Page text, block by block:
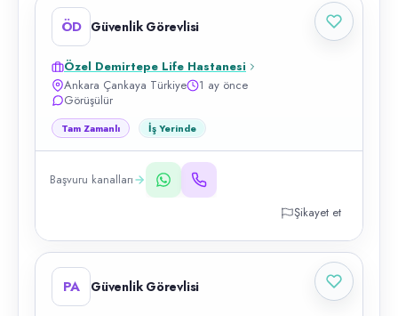
ÖD Güvenlik Görevlisi
Özel Demirtepe Life Hastanesi
Ankara Çankaya Türkiye
1 ay önce
Görüşülür
Tam Zamanlı İş Yerinde
Başvuru kanalları
Şikayet et
PA Güvenlik Görevlisi